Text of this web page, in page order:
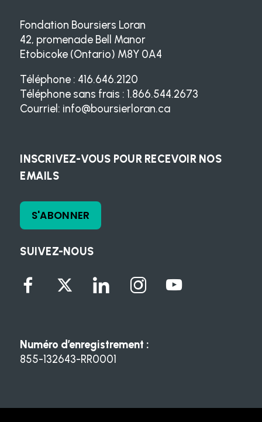
SUIVEZ-NOUS
Fondation Boursiers Loran
42, promenade Bell Manor
Etobicoke (Ontario) M8Y 0A4
Téléphone : 416.646.2120
Téléphone sans frais : 1.866.544.2673
Courriel: info@boursierloran.ca
INSCRIVEZ-VOUS POUR RECEVOIR NOS
EMAILS
S'ABONNER
Numéro d’enregistrement :
855-132643-RR0001